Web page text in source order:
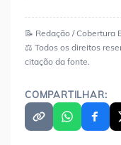
📝 Redação / Cobertura
⚖️ Todos os direitos
citação da fonte.
COMPARTILHAR: